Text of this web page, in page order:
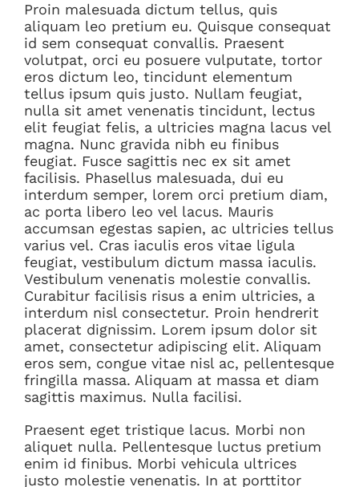
Proin malesuada dictum tellus, quis
aliquam leo pretium eu. Quisque consequat
id sem consequat convallis. Praesent
volutpat, orci eu posuere vulputate, tortor
eros dictum leo, tincidunt elementum
tellus ipsum quis justo. Nullam feugiat,
nulla sit amet venenatis tincidunt, lectus
elit feugiat felis, a ultricies magna lacus vel
magna. Nunc gravida nibh eu finibus
feugiat. Fusce sagittis nec ex sit amet
facilisis. Phasellus malesuada, dui eu
interdum semper, lorem orci pretium diam,
ac porta libero leo vel lacus. Mauris
accumsan egestas sapien, ac ultricies tellus
varius vel. Cras iaculis eros vitae ligula
feugiat, vestibulum dictum massa iaculis.
Vestibulum venenatis molestie convallis.
Curabitur facilisis risus a enim ultricies, a
interdum nisl consectetur. Proin hendrerit
placerat dignissim. Lorem ipsum dolor sit
amet, consectetur adipiscing elit. Aliquam
eros sem, congue vitae nisl ac, pellentesque
fringilla massa. Aliquam at massa et diam
sagittis maximus. Nulla facilisi.
Praesent eget tristique lacus. Morbi non
aliquet nulla. Pellentesque luctus pretium
enim id finibus. Morbi vehicula ultrices
justo molestie venenatis. In at porttitor